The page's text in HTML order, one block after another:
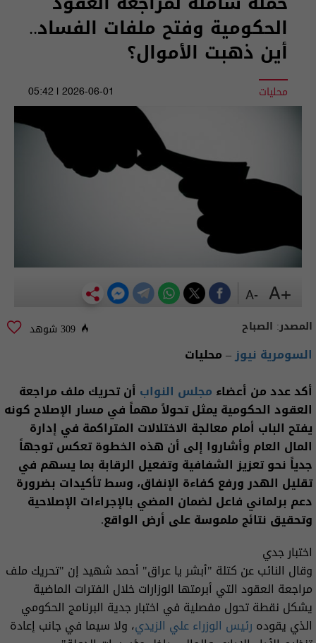
الحكومية وفتح ملفات الفساد..
أين ذهبت الأموال؟
محليات 2026-06-01 | 05:42
المصدر: الصباح 309 شوهد
السومرية نيوز– محليات
أكد عدد من أعضاء مجلس النواب أن تحريك ملف مراجعة
العقود الحكومية يمثل تحولاً مهماً في مسار الإصلاح كونه
يفتح الباب أمام معالجة الاختلالات المتراكمة في إدارة
المال العام وأشاروا إلى أن هذه الخطوة تعكس توجهاً
جدياً نحو تعزيز الشفافية وتفعيل الرقابة بما يسهم في
تقليل الهدر ورفع كفاءة الإنفاق، وسط تأكيدات بضرورة
دعم برلماني فاعل لضمان المضي بالإجراءات الإصلاحية
وتحقيق نتائج ملموسة على أرض الواقع.
اختبار جدي
وقال النائب عن كتلة "أبشر يا عراق" أحمد شهيد إن "تحريك ملف
مراجعة العقود التي أبرمتها الوزارات خلال الفترات الماضية
يشكل نقطة تحول مفصلية في اختبار جدية البرنامج الحكومي
الذي يقوده رئيس الوزراءعلي الزيدي، ولا سيما في جانب إعادة
+A
-A